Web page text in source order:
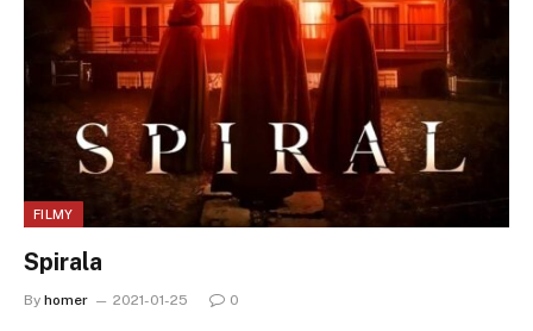
FILMY
Spirala
By homer 2021-01-25 0